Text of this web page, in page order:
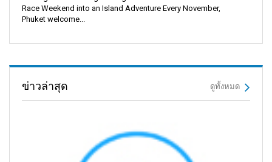
Race Weekend into an Island Adventure Every November,
Phuket welcome...
ข่าวล่าสุด ดูทั้งหมด